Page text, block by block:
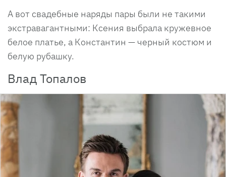
А вот свадебные наряды пары были не такими
экстравагантными: Ксения выбрала кружевное
белое платье, а Константин — черный костюм и
белую рубашку.
Влад Топалов